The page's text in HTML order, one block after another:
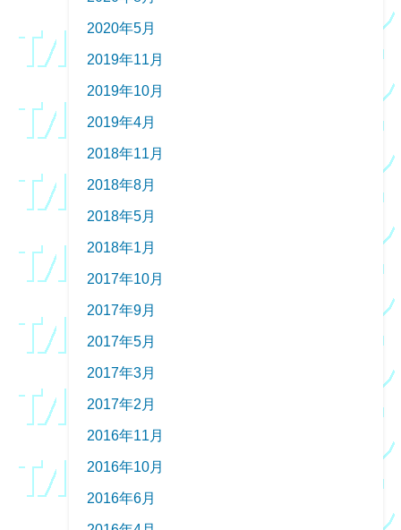
2020年5月
2019年11月
2019年10月
2019年4月
2018年11月
2018年8月
2018年5月
2018年1月
2017年10月
2017年9月
2017年5月
2017年3月
2017年2月
2016年11月
2016年10月
2016年6月